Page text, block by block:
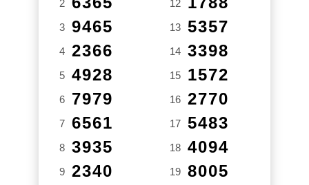
2
3 9465
4 2366
5 4928
6 7979
7 6561
8 3935
9 2340
12
13 5357
14 3398
15 1572
16 2770
17 5483
18 4094
19 8005